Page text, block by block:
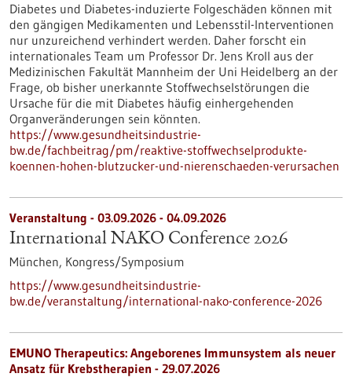
Diabetes und Diabetes-induzierte Folgeschäden können mit
den gängigen Medikamenten und Lebensstil-Interventionen
nur unzureichend verhindert werden. Daher forscht ein
internationales Team um Professor Dr. Jens Kroll aus der
Medizinischen Fakultät Mannheim der Uni Heidelberg an der
Frage, ob bisher unerkannte Stoffwechselstörungen die
Ursache für die mit Diabetes häufig einhergehenden
Organveränderungen sein könnten.
https://www.gesundheitsindustrie-
bw.de/fachbeitrag/pm/reaktive-stoffwechselprodukte-
koennen-hohen-blutzucker-und-nierenschaeden-verursachen
Veranstaltung - 03.09.2026 - 04.09.2026
International NAKO Conference 2026
München, Kongress/Symposium
https://www.gesundheitsindustrie-
bw.de/veranstaltung/international-nako-conference-2026
EMUNO Therapeutics: Angeborenes Immunsystem als neuer
Ansatz für Krebstherapien - 29.07.2026